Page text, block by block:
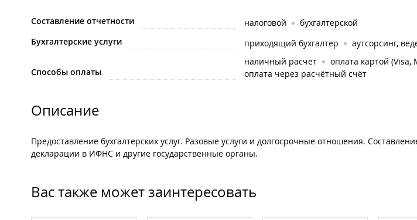
Составление отчетности налоговой
бухгалтерской
Бухгалтерские услуги
приходящий бухгалтер аутсорсинг,
Способы оплаты
наличный расчёт оплата картой
оплата через расчётный счёт
Описание
Предоставление бухгалтерских услуг. Разовые услуги и долгосрочные отношения.
декларации в ИФНС и другие государственные органы.
Вас также может заинтересовать